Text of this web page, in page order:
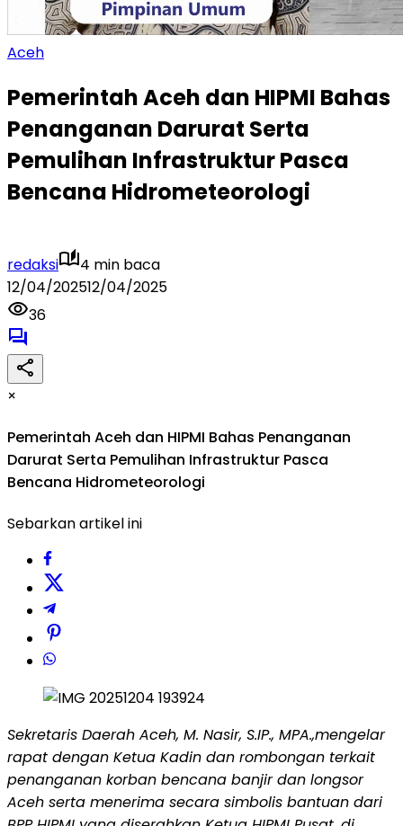
Aceh
Pemerintah Aceh dan HIPMI Bahas
Penanganan Darurat Serta
Pemulihan Infrastruktur Pasca
Bencana Hidrometeorologi
redaksi
4 min baca
12/04/202512/04/2025
36
×
Pemerintah Aceh dan HIPMI Bahas Penanganan
Darurat Serta Pemulihan Infrastruktur Pasca
Bencana Hidrometeorologi
Sebarkan artikel ini
Sekretaris Daerah Aceh, M. Nasir, S.IP., MPA.,mengelar
rapat dengan Ketua Kadin dan rombongan terkait
penanganan korban bencana banjir dan longsor
Aceh serta menerima secara simbolis bantuan dari